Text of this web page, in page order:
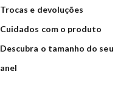
Trocas e devoluções
Cuidados com o produto
Descubra o tamanho do seu
anel